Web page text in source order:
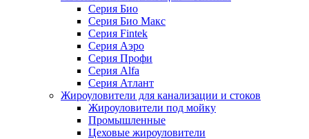
Серия Био
Серия Био Макс
Серия Fintek
Серия Аэро
Серия Профи
Серия Alfa
Серия Атлант
Жироуловители для канализации и стоков
Жироуловители под мойку
Промышленные
Цеховые жироуловители